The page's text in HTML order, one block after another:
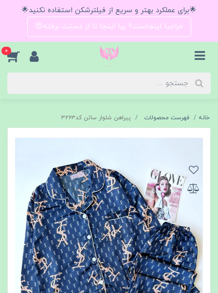
🌟برای عملکرد بهتر و سریع از فیلترشکن استفاده نکنید🌟
حراجیا اینجاست؟ بیا اینجا تا از دستت نرفته😍
0
خانه فهرست محصولات پیراهن شلوار ساتن کد۳۲۶۳